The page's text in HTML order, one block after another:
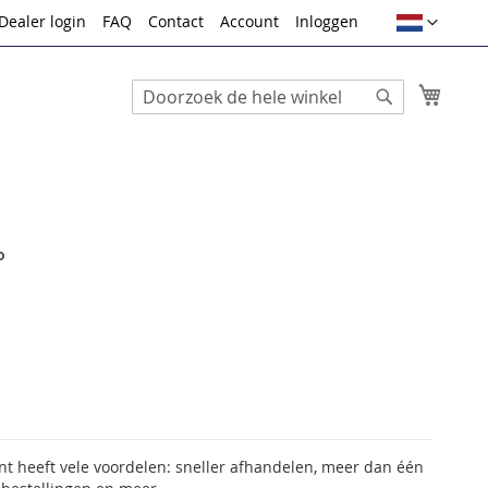
Taal
Dealer login FAQ Contact Account Inloggen
Search
heeft vele voordelen: sneller afhandelen, meer dan één